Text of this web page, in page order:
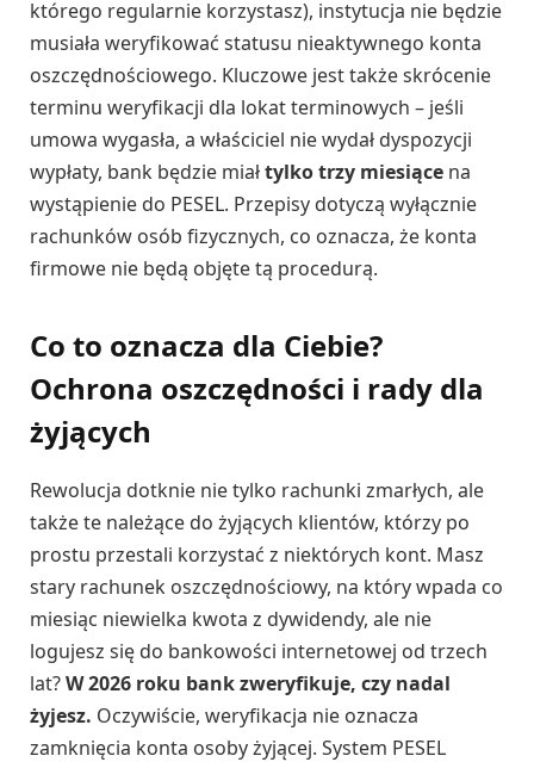
którego regularnie korzystasz), instytucja nie będzie
musiała weryfikować statusu nieaktywnego konta
oszczędnościowego. Kluczowe jest także skrócenie
terminu weryfikacji dla lokat terminowych – jeśli
umowa wygasła, a właściciel nie wydał dyspozycji
wypłaty, bank będzie miałtylko trzy miesiące na
wystąpienie do PESEL. Przepisy dotyczą wyłącznie
rachunków osób fizycznych, co oznacza, że konta
firmowe nie będą objęte tą procedurą.
Co to oznacza dla Ciebie?
Ochrona oszczędności i rady dla
żyjących
Rewolucja dotknie nie tylko rachunki zmarłych, ale
także te należące do żyjących klientów, którzy po
prostu przestali korzystać z niektórych kont. Masz
stary rachunek oszczędnościowy, na który wpada co
miesiąc niewielka kwota z dywidendy, ale nie
logujesz się do bankowości internetowej od trzech
lat?W 2026 roku bank zweryfikuje, czy nadal
żyjesz. Oczywiście, weryfikacja nie oznacza
zamknięcia konta osoby żyjącej. System PESEL